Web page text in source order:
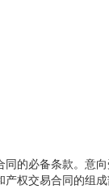
的必备条款。意
产权交易合同的组